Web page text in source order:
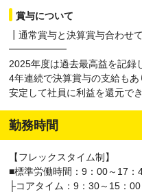
賞与について
┃通常賞与と決算賞与合わせ
━━━━━━
2025年度は過去最高益を記録
4年連続で決算賞与の支給もあ
安定して社員に利益を還元で
勤務時間
【フレックスタイム制】
■標準労働時間：9：00～17：
├コアタイム：9：30～15：00